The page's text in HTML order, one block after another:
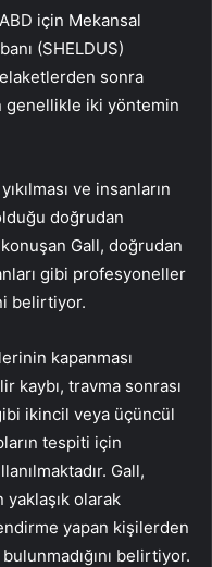
için Mekansal
(SHELDUS)
sonra
genellikle iki yöntemin
ve insanların
doğrudan
Gall, doğrudan
gibi profesyoneller
belirtiyor.
kapanması
kaybı, travma sonrası
ikincil veya üçüncül
tespiti için
Gall,
olarak
yapan kişilerden
belirtiyor.